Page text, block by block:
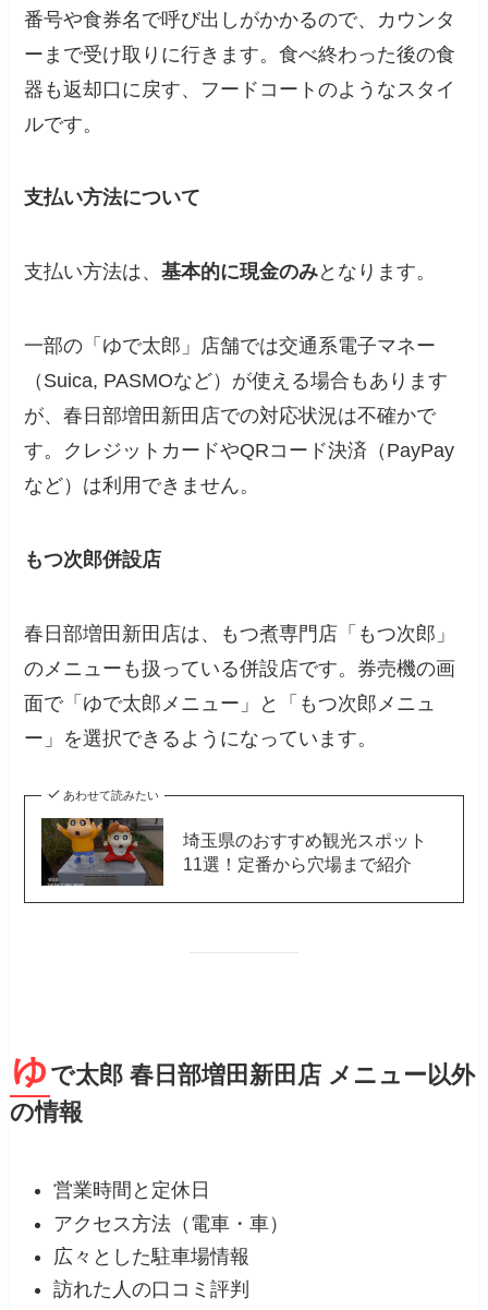
番号や食券名で呼び出しがかかるので、カウンタ
ーまで受け取りに行きます。食べ終わった後の食
器も返却口に戻す、フードコートのようなスタイ
ルです。
支払い方法について
支払い方法は、基本的に現金のみとなります。
一部の「ゆで太郎」店舗では交通系電子マネー
（Suica, PASMOなど）が使える場合もあります
が、春日部増田新田店での対応状況は不確かで
す。クレジットカードやQRコード決済（PayPay
など）は利用できません。
もつ次郎併設店
春日部増田新田店は、もつ煮専門店「もつ次郎」
のメニューも扱っている併設店です。券売機の画
面で「ゆで太郎メニュー」と「もつ次郎メニュ
ー」を選択できるようになっています。
あわせて読みたい
埼玉県のおすすめ観光スポット
11選！定番から穴場まで紹介
ゆ で太郎 春日部増田新田店 メニュー以外
の情報
営業時間と定休日
アクセス方法（電車・車）
広々とした駐車場情報
訪れた人の口コミ評判